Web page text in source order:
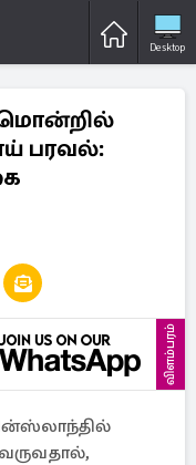
Desktop
பரவல்:
விளம்பரம்